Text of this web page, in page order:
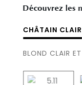
Découvrez les
CHÂTAIN CLAIR
BLOND CLAIR